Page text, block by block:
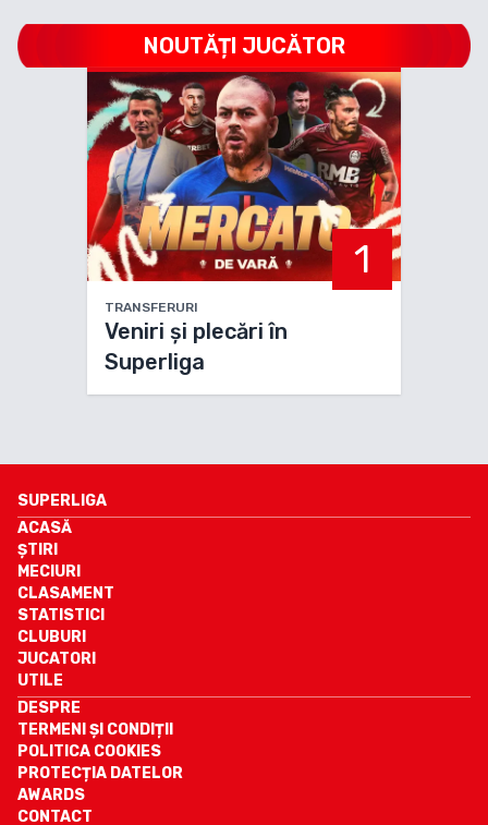
NOUTĂȚI JUCĂTOR
1
TRANSFERURI
Veniri și plecări în
Superliga
SUPERLIGA
ACASĂ
ȘTIRI
MECIURI
CLASAMENT
STATISTICI
CLUBURI
JUCATORI
UTILE
DESPRE
TERMENI ȘI CONDIȚII
POLITICA COOKIES
PROTECȚIA DATELOR
AWARDS
CONTACT